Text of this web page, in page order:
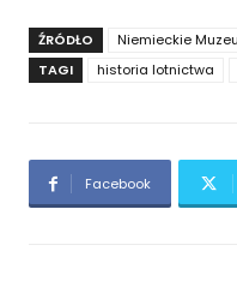
ŹRÓDŁO
Niemieckie
TAGI
historia lotnictwa
Facebook